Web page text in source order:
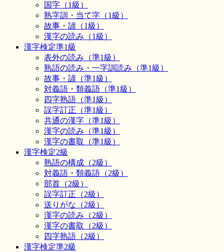
国字（1級）
熟字訓・当て字（1級）
故事・諺（1級）
漢字の読み（1級）
漢字検定準1級
表外の読み（準1級）
熟語の読み・一字訓読み（準1級）
故事・諺（準1級）
対義語・類義語（準1級）
四字熟語（準1級）
誤字訂正（準1級）
共通の漢字（準1級）
漢字の読み（準1級）
漢字の書取（準1級）
漢字検定2級
熟語の構成（2級）
対義語・類義語（2級）
部首（2級）
誤字訂正（2級）
送りがな（2級）
漢字の読み（2級）
漢字の書取（2級）
四字熟語（2級）
漢字検定準2級